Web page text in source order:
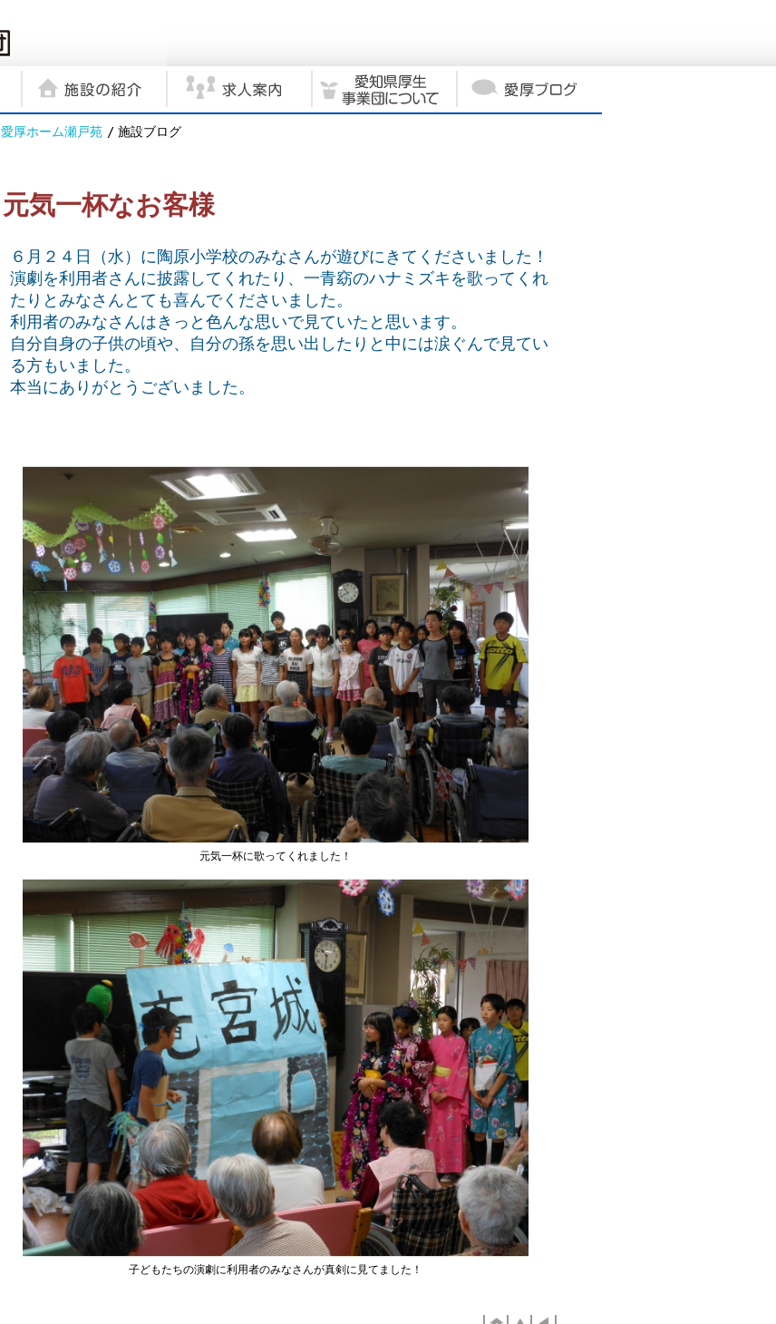
愛厚ホーム瀬戸苑 施設ブログ
元気一杯なお客様
６月２４日（水）に陶原小学校のみなさんが遊びにきてくださいました！
演劇を利用者さんに披露してくれたり、一青窈のハナミズキを歌ってくれ
たりとみなさんとても喜んでくださいました。
利用者のみなさんはきっと色んな思いで見ていたと思います。
自分自身の子供の頃や、自分の孫を思い出したりと中には涙ぐんで見てい
る方もいました。
本当にありがとうございました。
元気一杯に歌ってくれました！
子どもたちの演劇に利用者のみなさんが真剣に見てました！